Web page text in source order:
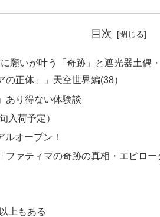
目次
願いが叶う「奇跡」と遮光器土偶
の正体」」天空世界編(38）
あり得ない体験談
入荷予定）
ルオープン！
ファティマの奇跡の真相・エピロ
上もある